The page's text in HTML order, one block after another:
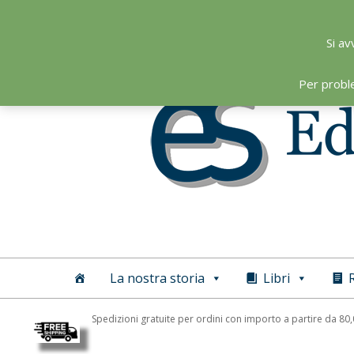
Si
Per
Editoriale
Scientifica
La nostra storia Libri
Spedizioni gratuite per ordini con importo a partire da